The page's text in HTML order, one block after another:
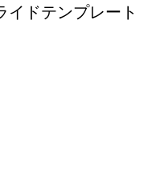
ドテンプレート